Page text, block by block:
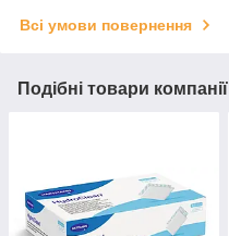
Всі умови повернення
Подібні товари компанії